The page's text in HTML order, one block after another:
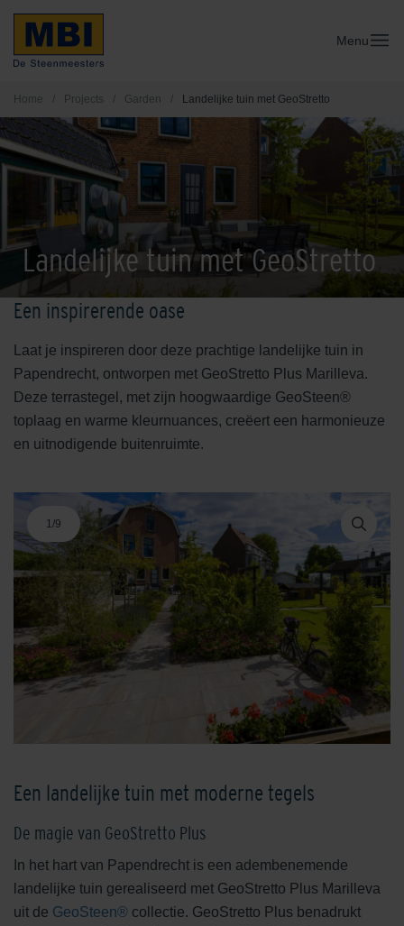
Menu
Home / Projects / Garden / Landelijke tuin met GeoStretto
Landelijke tuin met GeoStretto
Een inspirerende oase
Laat je inspireren door deze prachtige landelijke tuin in
Papendrecht, ontworpen met GeoStretto Plus Marilleva.
Deze terrastegel, met zijn hoogwaardige GeoSteen®
toplaag en warme kleurnuances, creëert een harmonieuze
en uitnodigende buitenruimte.
1/9
Een landelijke tuin met moderne tegels
De magie van GeoStretto Plus
In het hart van Papendrecht is een adembenemende
landelijke tuin gerealiseerd met GeoStretto Plus Marilleva
uit de GeoSteen® collectie. GeoStretto Plus benadrukt